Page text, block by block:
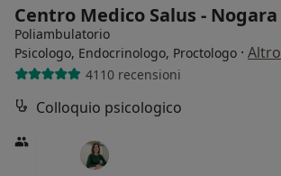
Centro Medico Salus - Nogara
Poliambulatorio
Psicologo, Endocrinologo, Proctologo · Altro
4110 recensioni
Colloquio psicologico